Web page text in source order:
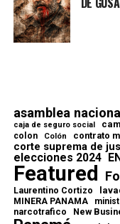
asamblea nacional
caja de seguro social
colon Colón contrato
corte suprema de
elecciones 2024
Featured
Laurentino Cortizo
MINERA PANAMA
narcotrafico New